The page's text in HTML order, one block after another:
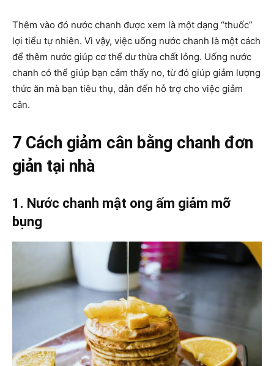
Thêm vào đó nước chanh được xem là một dạng “thuốc”
lợi tiểu tự nhiên. Vì vậy, việc uống nước chanh là một cách
để thêm nước giúp cơ thể dư thừa chất lỏng. Uống nước
chanh có thể giúp bạn cảm thấy no, từ đó giúp giảm lượng
thức ăn mà bạn tiêu thụ, dẫn đến hỗ trợ cho việc giảm
cân.
7 Cách giảm cân bằng chanh đơn
giản tại nhà
1. Nước chanh mật ong ấm giảm mỡ
bụng